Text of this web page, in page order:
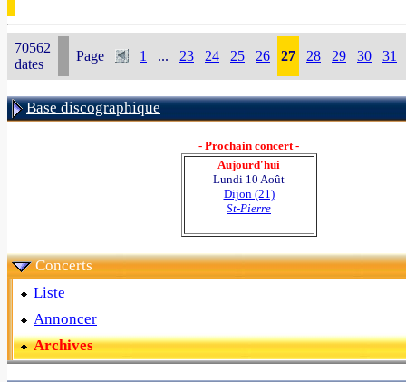
70562
dates
Page 1 ... 23 24 25 26 27 28 29 30 31
Base discographique
- Prochain concert -
Aujourd'hui
Lundi 10 Août
Dijon (21)
St-Pierre
Concerts
Liste
Annoncer
Archives